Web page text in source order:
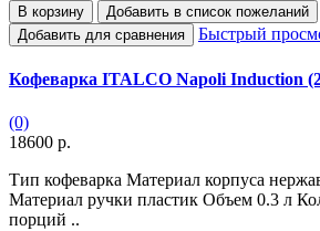
В корзину
Добавить в список пожеланий
Добавить для сравнения
Быстрый
Кофеварка ITALCO Napoli Induction
(0)
18600 р.
Тип кофеварка Материал корпуса
Материал ручки пластик Объем 0.3 л
порций ..